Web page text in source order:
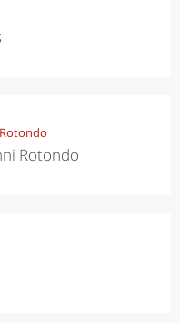
Rotondo